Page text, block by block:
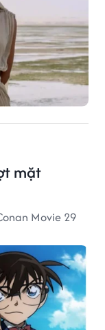
mặt
Movie 29